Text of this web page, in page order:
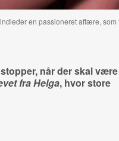
en passioneret affære, som
når der skal være
fra Helga, hvor store